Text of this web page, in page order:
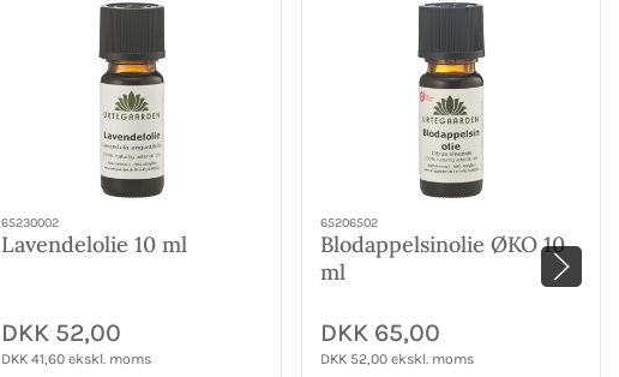
65230002
Lavendelolie 10 ml
DKK 52,00
DKK 41,60 ekskl. moms
65206502
Blodappelsinolie ØKO 10
ml
DKK 65,00
DKK 52,00 ekskl. moms